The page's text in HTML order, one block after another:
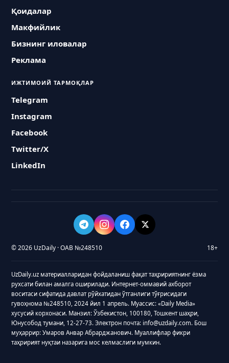
Қоидалар
Макфийлик
Бизнинг иловалар
Реклама
ИЖТИМОИЙ ТАРМОҚЛАР
Telegram
Instagram
Facebook
Twitter/X
LinkedIn
© 2026 UzDaily · ОАВ №248510 18+
UzDaily.uz материалларидан фойдаланиш фақат таҳририятнинг ёзма
рухсати билан амалга оширилади. Интернет-оммавий ахборот
воситаси сифатида давлат рўйхатидан ўтганлиги тўғрисидаги
гувоҳнома №248510, 2024 йил 1 апрель. Муассис: «Daily Media»
хусусий корхонаси. Манзил: Ўзбекистон, 100180, Тошкент шаҳри,
Юнусобод тумани, 12-27-73. Электрон почта: info@uzdaily.com. Бош
муҳаррир: Умаров Анвар Абрарджанович. Муаллифлар фикри
таҳририят нуқтаи назарига мос келмаслиги мумкин.